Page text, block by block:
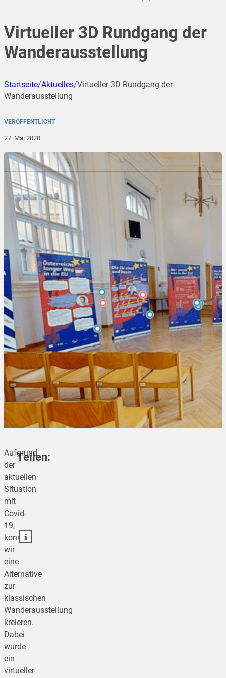
Virtueller 3D Rundgang der
Wanderausstellung
Startseite/Aktuelles/Virtueller 3D Rundgang der
Wanderausstellung
VERÖFFENTLICHT
27. Mai 2020
Aufgrund
der
aktuellen
Situation
mit
Covid-
19,
konnten
wir
eine
Alternative
zur
klassischen
Wanderausstellung
kreieren.
Dabei
wurde
ein
virtueller
Teilen:
teilen
teilen